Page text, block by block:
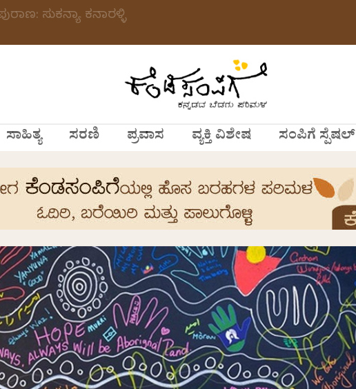
ಸುಕನ್ಯಾ ಕನಾರಳ್ಳಿ
ಸಾಹಿತ್ಯ ಸರಣಿ ಪ್ರವಾಸ ವ್ಯಕ್ತಿ ವಿಶೇಷ ಸಂಪಿಗೆ ಸ್ಪೆಷಲ್